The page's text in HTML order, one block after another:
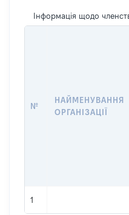
Інформація щодо
№
НАЙМЕНУВАННЯ
ОРГАНІЗАЦІЇ
1